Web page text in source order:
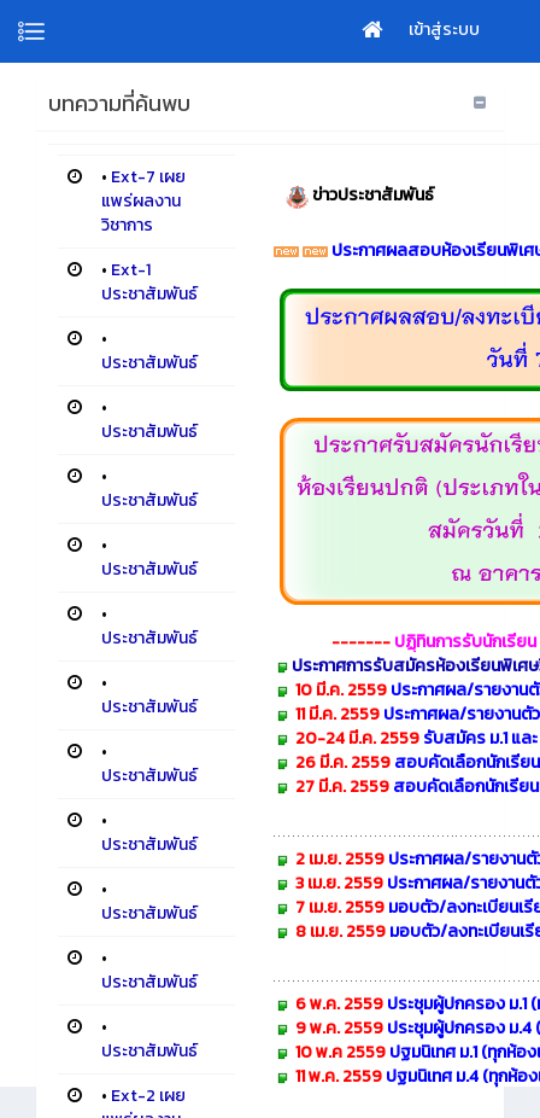
เข้าสู่ระบบ
บทความที่ค้นพบ
• Ext-7 เผย
แพร่ผลงาน
วิชาการ
• Ext-1
ประชาสัมพันธ์
•
ประชาสัมพันธ์
•
ประชาสัมพันธ์
•
ประชาสัมพันธ์
•
ประชาสัมพันธ์
•
ประชาสัมพันธ์
•
ประชาสัมพันธ์
•
ประชาสัมพันธ์
•
ประชาสัมพันธ์
•
ประชาสัมพันธ์
•
ประชาสัมพันธ์
•
ประชาสัมพันธ์
• Ext-2 เผย
ข่าวประชาสัมพันธ์
ประกาศผลสอบห้องเรียนพิเศ
-------ปฏฺิทินการรับนักเรีย
ประกาศการรับสมัครห้องเรียนพิเ
10มี.ค.2559ประกาศผล/รายงาน
11มี.ค.2559ประกาศผล/รายงานตั
20-24มี.ค.2559รับสมัคร ม.1 แล
26มี.ค.2559สอบคัดเลือกนักเรีย
27มี.ค.2559สอบคัดเลือกนักเรีย
2 เม.ย. 2559ประกาศผล/รายงานตั
3 เม.ย. 2559ประกาศผล/รายงาน
7 เม.ย. 2559มอบตัว/ลงทะเบียนเรี
8 เม.ย. 2559มอบตัว/ลงทะเบียนเ
6 พ.ค. 2559ประชุมผู้ปกครองม.1
9 พ.ค. 2559ประชุมผู้ปกครองม.4
10 พ.ค 2559ปฐมนิเทศม.1 (ทุกห้อ
11 พ.ค. 2559ปฐมนิเทศม.4 (ทุกห้อ